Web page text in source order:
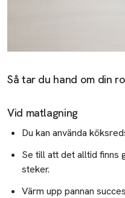
Så tar du hand om din
Vid matlagning
Du kan använda
Se till att det alltid finns
steker.
Värm upp pannan